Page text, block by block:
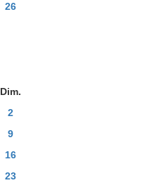
26
Dim.
2
9
16
23